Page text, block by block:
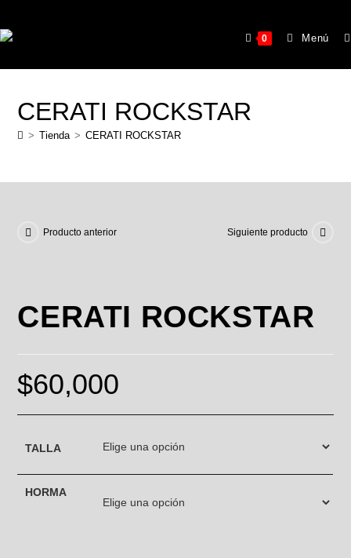
0 Menú
CERATI ROCKSTAR
> Tienda > CERATI ROCKSTAR
Producto anterior Siguiente producto
CERATI ROCKSTAR
$60,000
TALLA
HORMA